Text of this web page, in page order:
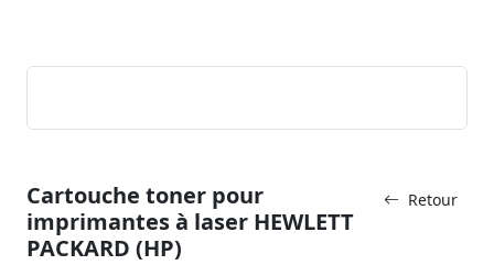
Retour
Cartouche toner pour
imprimantes à laser HEWLETT
PACKARD (HP)